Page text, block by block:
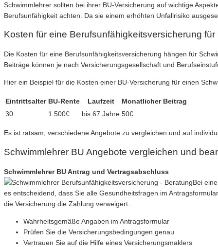
Schwimmlehrer sollten bei ihrer BU-Versicherung auf wichtige
Berufsunfähigkeit achten. Da sie einem erhöhten Unfallrisiko
Kosten für eine Berufsunfähigkeitsversicherung
Die Kosten für eine Berufsunfähigkeitsversicherung hängen für
Beiträge können je nach Versicherungsgesellschaft und
Hier ein Beispiel für die Kosten einer BU-Versicherung für einen
Eintrittsalter BU-Rente Laufzeit
Monatlicher Beitrag
30
1.500€ bis 67 Jahre 50€
Es ist ratsam, verschiedene Angebote zu vergleichen und auf
Schwimmlehrer BU Angebote vergleichen und
Schwimmlehrer BU Antrag und Vertragsabschluss
Bei
es entscheidend, dass Sie alle Gesundheitsfragen im
die Versicherung die Zahlung verweigert.
Wahrheitsgemäße Angaben im Antragsformular
Prüfen Sie die Versicherungsbedingungen genau
Vertrauen Sie auf die Hilfe eines Versicherungsmaklers